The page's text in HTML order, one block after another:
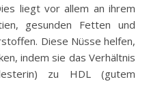
liegt vor allem an ihrem
gesunden Fetten und
Diese Nüsse helfen,
indem sie das Verhältnis
zu HDL (gutem